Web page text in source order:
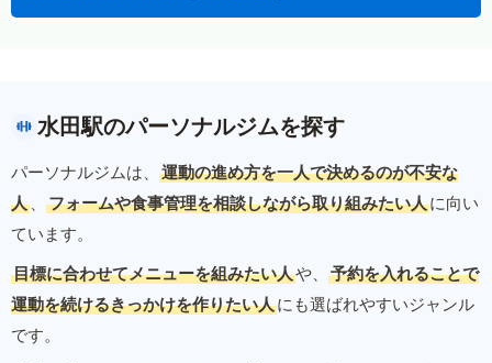
水田駅のパーソナルジムを探す
パーソナルジムは、
運動の進め方を一人で決めるのが不安な
人 、 フォームや食事管理を相談しながら取り組みたい人に向い
ています。
目標に合わせてメニューを組みたい人や、
予約を入れることで
運動を続けるきっかけを作りたい人にも選ばれやすいジャンル
です。